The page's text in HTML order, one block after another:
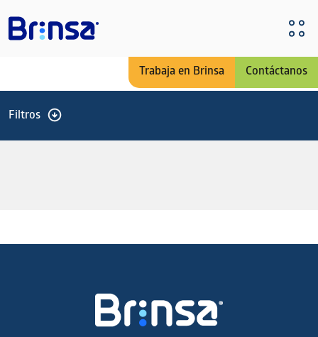
Trabaja en Brinsa Contáctanos
Filtros